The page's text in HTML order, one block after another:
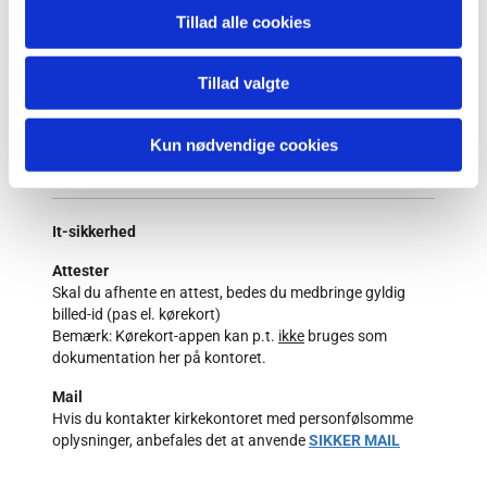
Tillad alle cookies
Tillad valgte
Kun nødvendige cookies
Skulle kontoret være lukket en hverdag - og det
muligt at henvende sig til et andet kirkekontor.
Kirkekontoret er lukket:
Himmelfartsdag, 5. juni, 24. og 31. december
It-sikkerhed
Attester
Skal du afhente en attest, bedes du medbringe gyldig
billed-id (pas el. kørekort)
Bemærk: Kørekort-appen kan p.t. ikke bruges som
dokumentation her på kontoret.
Mail
Hvis du kontakter kirkekontoret med personfølsomme
oplysninger, anbefales det at anvendeSIKKER MAIL